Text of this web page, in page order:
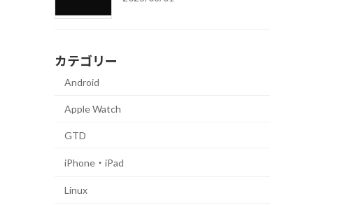
カテゴリー
Android
Apple Watch
GTD
iPhone・iPad
Linux